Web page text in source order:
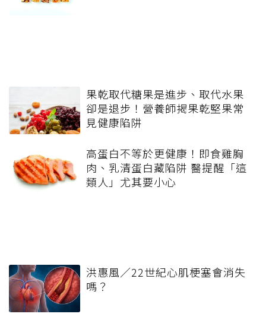
果乾取代糖果是進步、取代水果
卻是退步！營養師揭果乾堅果常
見健康陷阱
高蛋白不等於更健康！即食雞胸
肉、乳清蛋白藏陷阱 醫提醒「這
類人」尤其要小心
洪惠風／22世紀心肌梗塞會消失
嗎？